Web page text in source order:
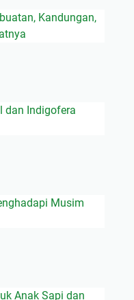
Kandungan,
dan Indigofera
Musim
Anak Sapi dan